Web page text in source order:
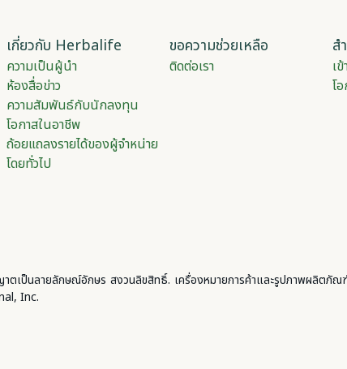
เกี่ยวกับ Herbalife
ความเป็นผู้นำ
ห้องสื่อข่าว
ความสัมพันธ์กับนักลงทุน
โอกาสในอาชีพ
ถ้อยแถลงรายได้ของผู้จำหน่าย
โดยทั่วไป
ขอความช่วยเหลือ
ติดต่อเรา
ส
เ
โ
เป็นลายลักษณ์อักษร สงวนลิขสิทธิ์. เครื่องหมายการค้าและรูปภาพผลิตภัณ
Inc.